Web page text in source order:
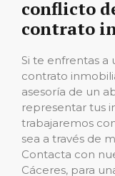
conflicto
contrato
Si te enfrentas a
contrato
asesoría de un
representar tus
trabajaremos
sea a través de
Contacta con
Cáceres, para